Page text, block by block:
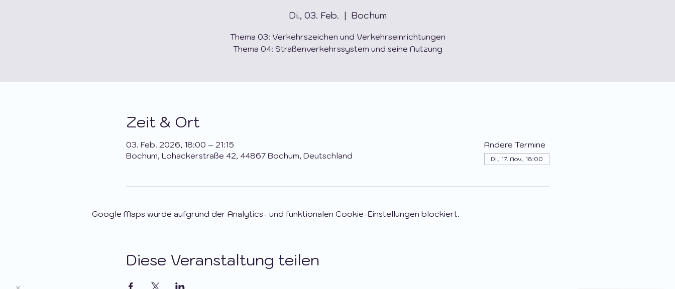
Di., 03. Feb.
  |
Bochum
Thema 03: Verkehrszeichen und Verkehrseinrichtungen
Thema 04: Straßenverkehrssystem und seine Nutzung
Zeit & Ort
03. Feb. 2026, 18:00 – 21:15
Bochum, Lohackerstraße 42, 44867 Bochum, Deutschland
Andere Termine
Di., 17. Nov., 18:00
Google Maps wurde aufgrund der Analytics- und funktionalen Cookie-Einstellungen blockiert.
Diese Veranstaltung teilen